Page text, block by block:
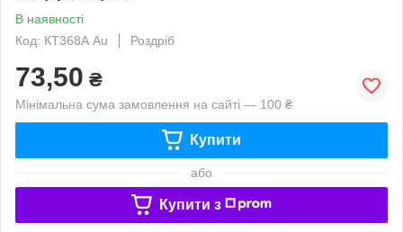
В наявності
Код: КТ368А Au
Роздріб
73,50 ₴
Мінімальна сума замовлення на сайті — 100 ₴
Купити
або
Купити з